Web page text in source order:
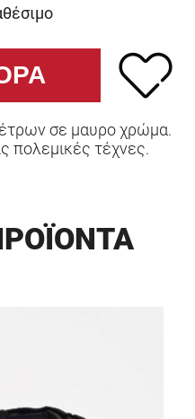
σε μαυρο χρώμα.
πολεμικές τέχνες.